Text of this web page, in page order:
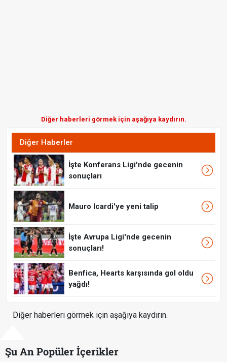
Diğer haberleri görmek için aşağıya kaydırın.
Diğer Haberler
İşte Konferans Ligi'nde gecenin
sonuçları
Mauro Icardi'ye yeni talip
İşte Avrupa Ligi'nde gecenin
sonuçları!
Benfica, Hearts karşısında gol oldu
yağdı!
Diğer haberleri görmek için aşağıya kaydırın.
Şu An Popüler İçerikler